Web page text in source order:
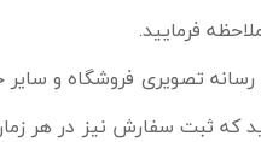
فرمایید.
تصویری فروشگاه و
ثبت سفارش نیز در هر